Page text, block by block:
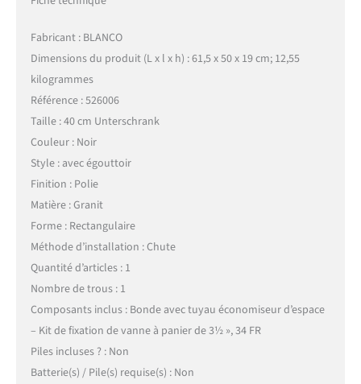
Fabricant : BLANCO
Dimensions du produit (L x l x h) : 61,5 x 50 x 19 cm; 12,55
kilogrammes
Référence : 526006
Taille : 40 cm Unterschrank
Couleur : Noir
Style : avec égouttoir
Finition : Polie
Matière : Granit
Forme : Rectangulaire
Méthode d’installation : Chute
Quantité d’articles : 1
Nombre de trous : 1
Composants inclus : Bonde avec tuyau économiseur d’espace
– Kit de fixation de vanne à panier de 3½ », 34 FR
Piles incluses ? : Non
Batterie(s) / Pile(s) requise(s) : Non